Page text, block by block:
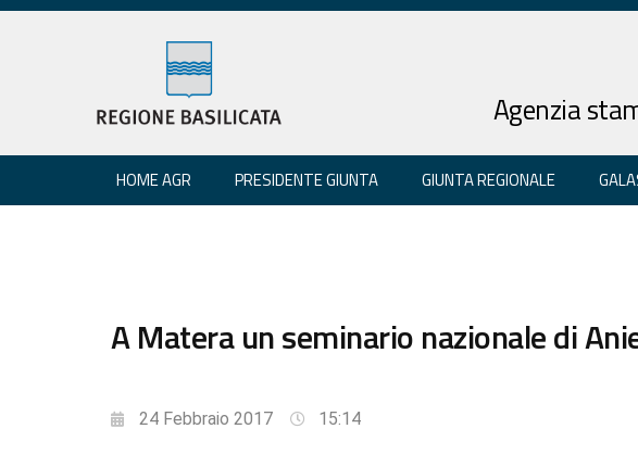
Agenzia
HOME AGR PRESIDENTE GIUNTA GIUNTA REGIONALE
A Matera un seminario nazionale di
24 Febbraio 2017 15:14